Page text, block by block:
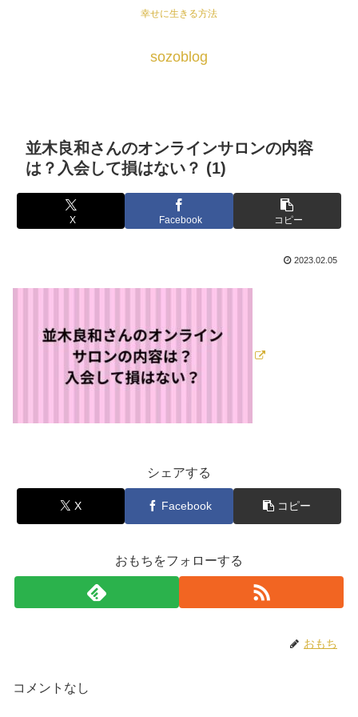
幸せに生きる方法
sozoblog
並木良和さんのオンラインサロンの内容
は？入会して損はない？ (1)
X Facebook コピー
2023.02.05
シェアする
X Facebook コピー
おもちをフォローする
おもち
コメントなし